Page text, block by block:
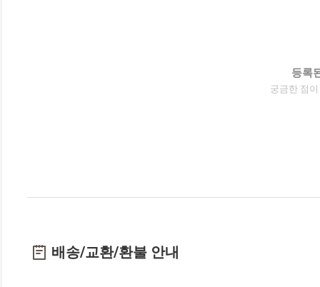
등록
궁금한 점
배송/교환/환불 안내